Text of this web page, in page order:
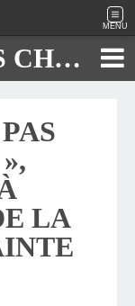
MENU
JOURNAL DE DENIS CHAUTARD
LA